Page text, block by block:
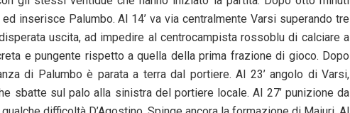
inserisce Palumbo. Al 14’ va via centralmente Varsi superando tre
uscita, ad impedire al centrocampista rossoblu di calciare a
e pungente rispetto a quella della prima frazione di gioco. Dopo
di Palumbo è parata a terra dal portiere. Al 23’ angolo di Varsi,
sbatte sul palo alla sinistra del portiere locale. Al 27’ punizione da